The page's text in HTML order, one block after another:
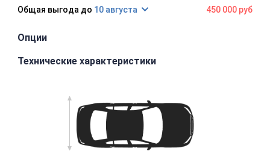
10 августа 450 000 руб
Опции
Технические характеристики